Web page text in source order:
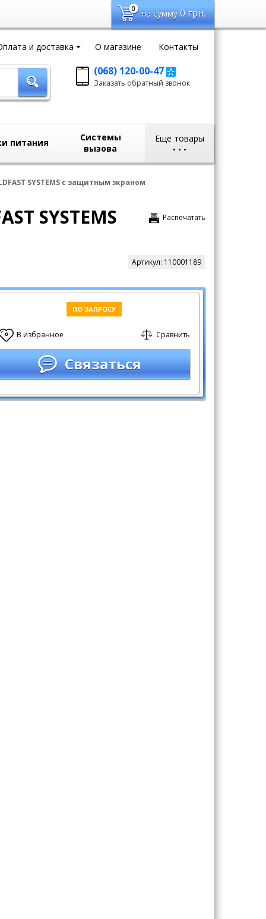
0 на сумму 0грн.
и доставка О магазине Контакты
(068) 120-00-47
Заказать обратный
Заказать обратный звонок
Еще товары
• • •
питания
Системы
вызова
SYSTEMS с защитным экраном
Распечатать
SYSTEMS
Артикул: 110001189
ПО ЗАПРОСУ
0 В избранное Сравнить
Связаться